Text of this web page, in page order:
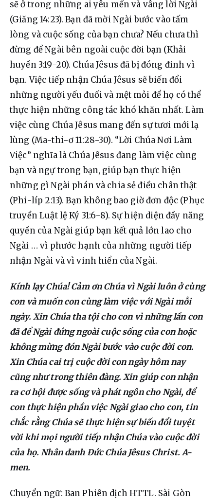
sẽ ở trong những ai yêu mến và vâng lời Ngài
(Giăng 14:23). Bạn đã mời Ngài bước vào tấm
lòng và cuộc sống của bạn chưa? Nếu chưa thì
đừng để Ngài bên ngoài cuộc đời bạn (Khải
huyền 3:19-20). Chúa Jêsus đã bị đóng đinh vì
bạn. Việc tiếp nhận Chúa Jêsus sẽ biến đổi
những người yếu đuối và mệt mỏi để họ có thể
thực hiện những công tác khó khăn nhất. Làm
việc cùng Chúa Jêsus mang đến sự tươi mới lạ
lùng (Ma-thi-ơ 11:28-30). “Lời Chúa Nơi Làm
Việc” nghĩa là Chúa Jêsus đang làm việc cùng
bạn và ngự trong bạn, giúp bạn thực hiện
những gì Ngài phán và chia sẻ điều chân thật
(Phi-líp 2:13). Bạn không bao giờ đơn độc (Phục
truyền Luật lệ Ký 31:6-8). Sự hiện diện đầy năng
quyền của Ngài giúp bạn kết quả lớn lao cho
Ngài … vì phước hạnh của những người tiếp
nhận Ngài và vì vinh hiển của Ngài.
Kính lạy Chúa! Cảm ơn Chúa vì Ngài luôn ở cùng
con và muốn con cùng làm việc với Ngài mỗi
ngày. Xin Chúa tha tội cho con vì những lần con
đã để Ngài đứng ngoài cuộc sống của con hoặc
không mừng đón Ngài bước vào cuộc đời con.
Xin Chúa cai trị cuộc đời con ngày hôm nay
cũng như trong thiên đàng. Xin giúp con nhận
ra cơ hội được sống và phát ngôn cho Ngài, để
con thực hiện phần việc Ngài giao cho con, tin
chắc rằng Chúa sẽ thực hiện sự biến đổi tuyệt
vời khi mọi người tiếp nhận Chúa vào cuộc đời
của họ. Nhân danh Đức Chúa Jêsus Christ. A-
men.
Chuyển ngữ: Ban Phiên dịch HTTL. Sài Gòn